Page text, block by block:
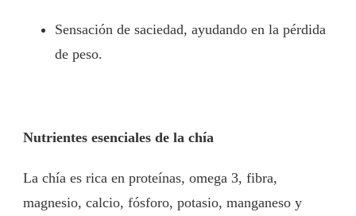
Sensación de saciedad, ayudando en la pérdida
de peso.
Nutrientes esenciales de la chía
La chía es rica en proteínas, omega 3, fibra,
magnesio, calcio, fósforo, potasio, manganeso y